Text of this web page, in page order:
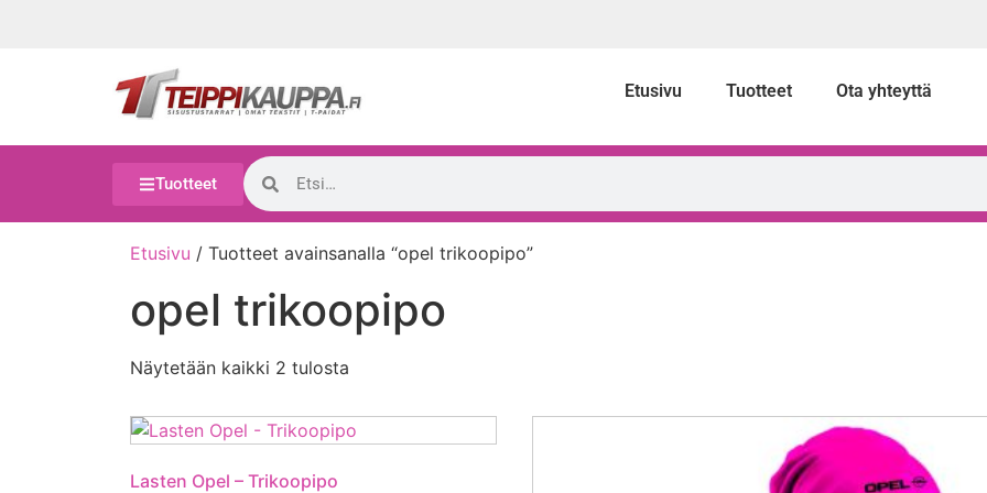
Etusivu Tuotteet Ota yhteyttä
Tuotteet
Etusivu / Tuotteet avainsanalla “opel trikoopipo”
opel trikoopipo
Näytetään kaikki 2 tulosta
Lasten Opel – Trikoopipo